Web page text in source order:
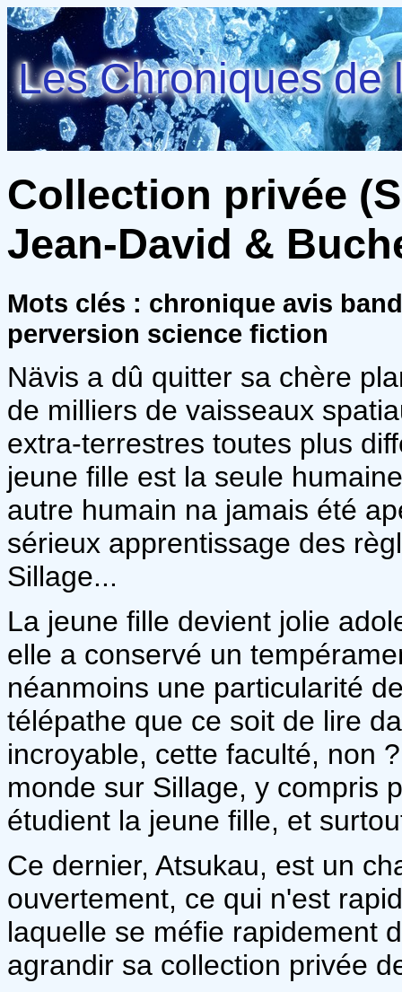
Les Chroniques de
Collection privée
Jean-David &
Mots clés : chronique avis
perversion science fiction
Nävis a dû quitter sa chère
de milliers de vaisseaux
extra-terrestres toutes plus
jeune fille est la seule
autre humain na jamais été
sérieux apprentissage des
Sillage...
La jeune fille devient jolie
elle a conservé un
néanmoins une particularité
télépathe que ce soit de lire
incroyable, cette faculté, non
monde sur Sillage, y compris
étudient la jeune fille, et
Ce dernier, Atsukau, est un
ouvertement, ce qui n'est
laquelle se méfie rapidement
agrandir sa collection privée